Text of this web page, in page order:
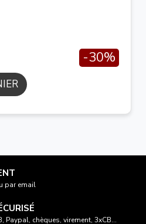
-30%
par email
Paypal, chèques, virement, 3xCB...